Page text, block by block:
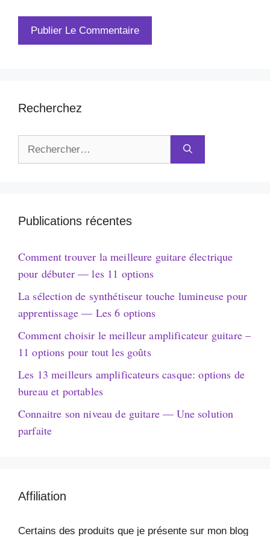
Recherchez
Publications récentes
Comment trouver la meilleure guitare électrique
pour débuter — les 11 options
La sélection de synthétiseur touche lumineuse pour
apprentissage — Les 6 options
Comment choisir le meilleur amplificateur guitare –
11 options pour tout les goûts
Les 13 meilleurs amplificateurs casque: options de
bureau et portables
Connaitre son niveau de guitare — Une solution
parfaite
Affiliation
Certains des produits que je présente sur mon blog